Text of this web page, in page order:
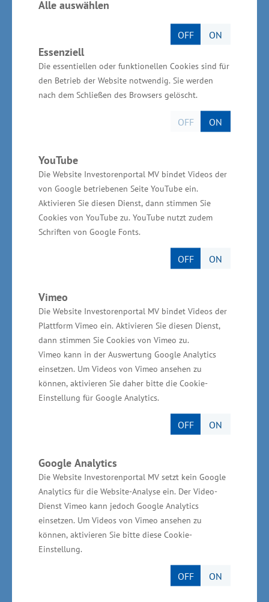
Alle auswählen
OFF ON
Essenziell
Die essentiellen oder funktionellen Cookies sind für
den Betrieb der Website notwendig. Sie werden
nach dem Schließen des Browsers gelöscht.
OFF ON
YouTube
Die Website Investorenportal MV bindet Videos der
von Google betriebenen Seite YouTube ein.
Aktivieren Sie diesen Dienst, dann stimmen Sie
Cookies von YouTube zu. YouTube nutzt zudem
Schriften von Google Fonts.
OFF ON
Vimeo
Die Website Investorenportal MV bindet Videos der
Plattform Vimeo ein. Aktivieren Sie diesen Dienst,
dann stimmen Sie Cookies von Vimeo zu.
Vimeo kann in der Auswertung Google Analytics
einsetzen. Um Videos von Vimeo ansehen zu
können, aktivieren Sie daher bitte die Cookie-
Einstellung für Google Analytics.
OFF ON
Google Analytics
Die Website Investorenportal MV setzt kein Google
Analytics für die Website-Analyse ein. Der Video-
Dienst Vimeo kann jedoch Google Analytics
einsetzen. Um Videos von Vimeo ansehen zu
können, aktivieren Sie bitte diese Cookie-
Einstellung.
OFF ON
„Wirtschaftsförderung bedeutet auch immer
sehr viel Überzeugungsarbeit. Schließlich muss
sich das Land gegen potenzielle Standorte in
Deutschland, Europa, und manchmal auch
weltweit durchsetzen. Umso mehr freuen wir
uns darüber, dass wir dem Unternehmen Vink
Chemicals eine passgenaue Lösung anbieten
Über den Industriepark Schwerin
Mit einer Gesamtgröße von circa 350 Hektar
bietet der Industriepark Schwerin das größte
zusammenhängende Industrieflächenpotential
in der Region. Neben Ypsomed produzieren
unter anderem am Standort: Nestlé
Deutschland AG (Produktion von Nescafé Dolce
Gusto Kaffeekapseln), FlammAerotec GmbH &
Co KG (Produktion von verschiedenen
Komponenten/Zulieferteilen unter anderem für
die Airbus-Produktion), PTS-Precision GmbH
(Produktion von hochpräzisen
CNCLangdrehteilen mit einem Durchmesser bis
zu 32 Millimeter für die Automobil- und
Elektroindustrie), United Caps (Produktion von
und Kartons der Lebensmittelbranche),
Ecophoenixx (Recycling von Folien aller Art zu
hochwertigem Kunststoffgranulat), die ZIM
Flugsitz GmbH sowie die BvS Systemtechnik
GmbH. „Mittlerweile sind rund 1.200
Arbeitsplätze im Gewerbegebiet entstanden.
Das bedeutet Wertschöpfung für die gesamte